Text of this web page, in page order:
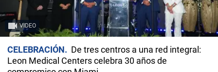
VIDEO
CELEBRACIÓN
De tres centros a una red integral:
Leon Medical Centers celebra 30 años de